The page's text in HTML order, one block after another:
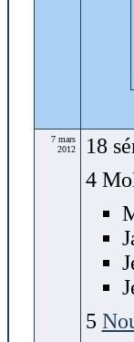
7 mars
2012
18
4
5